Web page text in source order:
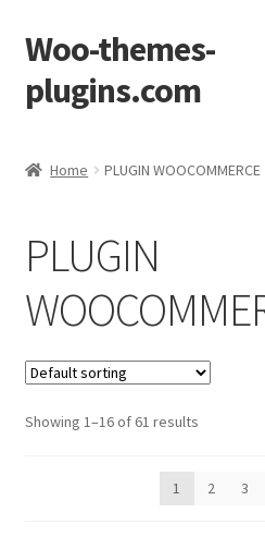
Ga
door
naar
Ga
naar
de
Woo-themes-
plugins.com
Mijn account
Winkel
Winkelkarretje
Home PLUGIN WOOCOMMERCE
PLUGIN
Showing 1–16 of 61 results
1 2 3